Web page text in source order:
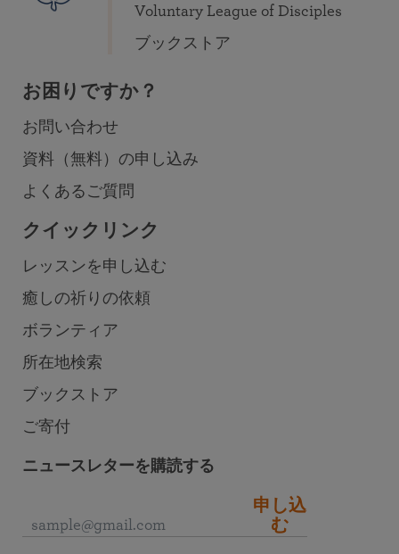
Voluntary League of Disciples
ブックストア
お困りですか？
お問い合わせ
資料（無料）の申し込み
よくあるご質問
クイックリンク
レッスンを申し込む
癒しの祈りの依頼
ボランティア
所在地検索
ブックストア
ご寄付
ニュースレターを購読する
申し込
む